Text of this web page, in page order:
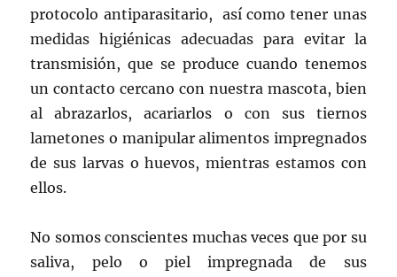
protocolo antiparasitario, así como tener unas
medidas higiénicas adecuadas para evitar la
transmisión, que se produce cuando tenemos
un contacto cercano con nuestra mascota, bien
al abrazarlos, acariarlos o con sus tiernos
lametones o manipular alimentos impregnados
de sus larvas o huevos, mientras estamos con
ellos.
No somos conscientes muchas veces que por su
saliva, pelo o piel impregnada de sus